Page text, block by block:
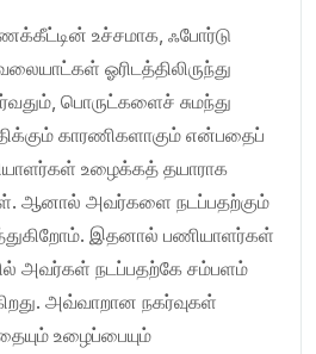
உச்சமாக, ஃபோர்டு
ஓரிடத்திலிருந்து
பொருட்களைச் சுமந்து
காரணிகளாகும் என்பதைப்
உழைக்கத் தயாராக
ஆனால் அவர்களை நடப்பதற்கும்
இதனால் பணியாளர்கள்
அவர்கள் நடப்பதற்கே சம்பளம்
அவ்வாறான நகர்வுகள்
உழைப்பையும்